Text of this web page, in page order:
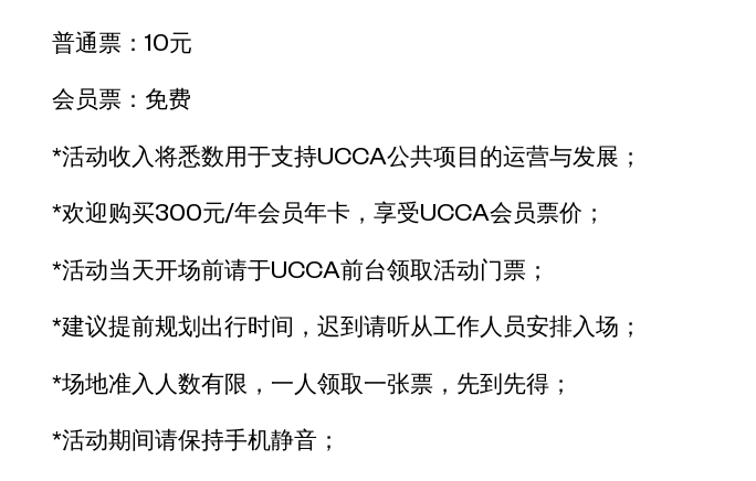
普通票：10元
会员票：免费
*活动收入将悉数用于支持UCCA公共项目的运营与发展；
*欢迎购买300元/年会员年卡，享受UCCA会员票价；
*活动当天开场前请于UCCA前台领取活动门票；
*建议提前规划出行时间，迟到请听从工作人员安排入场；
*场地准入人数有限，一人领取一张票，先到先得；
*活动期间请保持手机静音；